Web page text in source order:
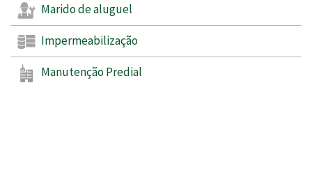
Marido de aluguel
Impermeabilização
Manutenção Predial